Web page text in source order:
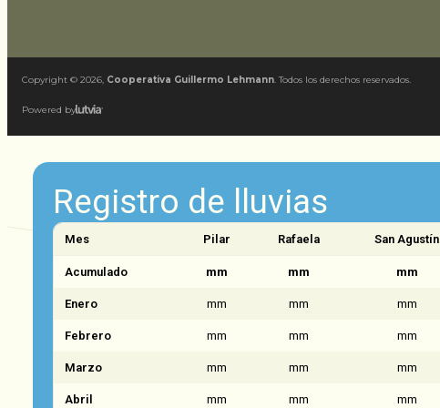
Copyright © 2026, Cooperativa Guillermo Lehmann. Todos los derechos reservados.
Powered by
Registro de lluvias
Mes Pilar Rafaela San Agustín
Acumulado mm mm mm
Enero mm mm mm
Febrero mm mm mm
Marzo mm mm mm
Abril mm mm mm